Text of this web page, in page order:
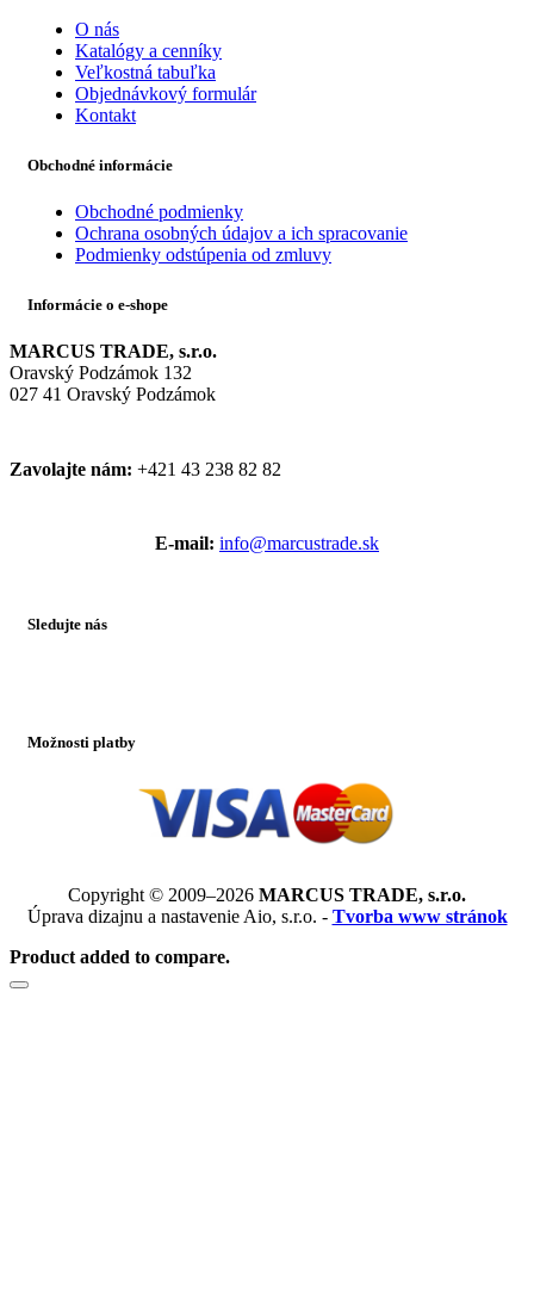
O nás
Katalógy a cenníky
Veľkostná tabuľka
Objednávkový formulár
Kontakt
Obchodné informácie
Obchodné podmienky
Ochrana osobných údajov a ich spracovanie
Podmienky odstúpenia od zmluvy
Informácie o e-shope
MARCUS TRADE, s.r.o.
Oravský Podzámok 132
027 41 Oravský Podzámok
Zavolajte nám: +421 43 238 82 82
E-mail: info@marcustrade.sk
Sledujte nás
Možnosti platby
Copyright © 2009–2026 MARCUS TRADE, s.r.o.
Úprava dizajnu a nastavenie Aio, s.r.o. - Tvorba www stránok
Product added to compare.